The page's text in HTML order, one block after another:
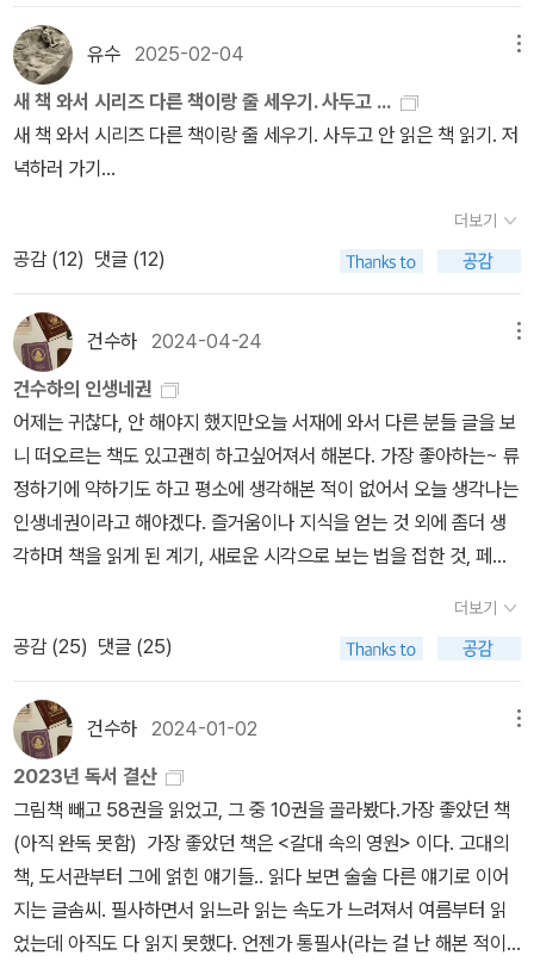
적 반응임을 강조한다. 불행을 극복해야 할 느낌 이상의 것으로 생각
하고, 행복 역시 인생의 목표라기보다는 다른 모든 가능성들과 나란
히 존재하는 하나의 가능성으로 바라볼 수 있게 되어야 한다는 것이
는 “행복으로의 전회” 상황에 대해 설명하며 이런 논의들이 입각하고
있는 논리와 전제들을 따져 본다. 1장 행복의 대상 행복이 지배의 기
들을 획득하기만 하면, 혹은 거기 근접하기만 하면 행복할 수 있다고
약속하는 방식으로 우리를 끌어당긴다. 행복에 닿을 수 있게 해준다
고 간주되는 대상들은 사회적 재화로서 긍정적 가치를 축적해 순환하
며 행복 대상이 되는데, 예를 들면, “행복한 가정주부” “행복한 흑인
노예” 이성애적 “행복한 가정” 같은 것들이 그렇다. 아메드는 동일한
대상에 대해 동일한 감정을 공유하는 ‘정서 공동체’(가정이나 국가)에
서 사회적으로 좋다고 여겨지는 대상들에게 ‘적합한’ 행복을 느끼지
못하는 이들을 ‘정서 이방인’으로 개념화해 행복 대본으로부터 벗어
주할 수 없는 주부, 이성애적 가족의 식탁에 자리할 수 없는 퀴어, 자
신의 문화를 포기하지 않는 한 불행한 주체가 되어 버리는 이주자, 현
실에서 이질감을 느끼는 혁명가)의 기반이 되는 분석틀을 제시한다.
2장 분위기 깨는 페미니스트 행복의 역사를 분위기 깨는 페미니스트
의 관점에서 살펴본다. 루소의 󰡔에밀󰡕이나 엘리엇의 󰡔플로스강의 물
방앗간󰡕, 버지니아 울프의 󰡔댈러웨이 부인󰡕 같은 초기 페미니즘의
비평 대상들을 새롭게 읽으며 페미니즘 내에서 ‘트러블 메이커’의 계
보의 중요성을 강조한다. 또 식탁의 평화를 깨며 가족 내에서 늘 착한
딸일 수만은 없었던 자신의 경험담과 동료 페미니스트들의 기억을 결
합하며 킬조이 페미니스트와 트러블 메이커 사이의 연결을 분명히 한
다. 아메드는 ‘트러블’을 일으키는 페미니즘의 역사가 여전히 페미니
이 단순히 반작용적인 것이 아니라는 걸 살펴보는 것이었다. 나쁜 느
낌들은 끝나지 않은 역사들에 대한 창조적 반응들이다(Ahmed 200
4:200~202도 참조). 우리에게 불행할 의무가 있다고 말하려는 게
아니다 - 견딜 수 없는 것으로 경험될 수 있는 느낌에서 로맨스나 의
무를 만들어 내지 않도록 하는 게 중요하다. 나는 단지 불행을 극복해
야 할 느낌 이상의 것으로 생각해 보자는 것이다.⌋ (390) ⌈가능성을
받아들이려면 과거로의 회귀, 즉 우리가 상실한 것뿐만 아니라 현재
이 필요하다. 가능성에 대해 배우는 것은 계보학을 하는 것, 현재의 도
착에 대해 질문함으로써 현재를 궁금해 하는 것이다. 그래서 가능성
에 대해 배우는 것에는 현재로부터의 일정한 소외가 수반된다. 익숙
한 것이 물러나면 다른 일들이 발생할 수 있다. 바로 이런 이유로 정서
이방인들은 창조적일 수 있다. 우리는 그릇된 것들을 바랄 뿐만 아니
라, 포기하라고들 하는 가능성을 받아들이고, 이런 바람들을 중심으
로 생활 세계를 창조한다. 우리가 행복에서 멀어져야 일이 벌어진다.
우연 발생이 생겨나는 것이다. ⌋ (392)⌈불행할 자유는 부적절한 방식
이다. 불행할 자유는 그러므로 행복을 제쳐 두지 않을 것이다. 우리의
목적은 우연발생을 행복 안으로 되돌려 놓는 것이다.⌋ (400)
이어지고 있으니까. 돌아보니 2025년은 딱히 좋았던 해 같지는 않
다. 커다란 상실이 있었던 해. 2025년 시작할 때만 하더라도 내가 둘
째 고양이를 잃으리라고는 생각지도 못했지... 그런데 녀석은 어느 날
갑자기 떠나버렸고, 녀석의 빈자리를 채우려고 두 녀석이나 새로 데
리고 왔고....(쿨럭) 그렇게 인생은 흐른다. 2025년에는 191권을 읽
었다. 11월에 가장 많이 읽었는데, 북적북적앱 11월에는 캐릭터가 삼
겹살이 되기도 하고(우아! 놀라워라), 와인병이 되기도 하더라. 매달
늘 식빵이 정도에서 멈췄는데 삼겹살/와인병 되니까 신기해서 캡쳐도
25년에 출간된 책에서 골라보려고 애썼다) 상반기 리스트를 보고 싶
은 분은 클릭.문학2024년에 이어 여전히 소설을 많이 읽지 못했다.
읽어도 크게 감흥이 남은 작품이 많지 않았는데 그래도 그중에서 골
라보자면. 김안나, <어느 아이 이야기>별 기대 없이 읽다가 막판에
는 으아!...했다. 초반에 좀 지루한 느낌이 없잖아 있는데(건조한 보고
서 형식이 이어지는 부분은 더욱) 어느 순간부터 이야기에 빨려 들어
가더니, 도대체 왜? 하는 생각과 함께 ‘대니’의 생부는 과연 누구인가
추리소설을 읽는 느낌까지 든다. 같은 소재를 다뤄도 다른 방식&관점
이지 고개를 끄덕끄덕하게 되는 작품이었다. 글자 수 제한 때문에 10
0자평은 줄여서 올렸는데 원래 끼적인 감상은 이렇다. ‘이 세상에 흩
어져 있는 뿌리 없이 중생’ 영원한 이방인들의 고통과 상처로 얼룩진
삶. 다른 인종의 피가 흐르는 아이를 낳은 젊은 두 여성(‘캐럴’과 ‘H
a’)의 삶이 교차하며 그려진다. 인종과 국가, 국가 간의 경계 이런 것
들은 개인에게 어떤 지문을 남기는 것일까. 그토록 건조하고 경멸에
찬 느낌마저 주던 보고서가 막판에 달라지는 것을 보면 뭉클하면서도
참.... 인간은 측정이 가능한 존재인가? 인간의 거죽은 인간의 영혼과
연결돼 있는가? 묵직한 질문이 남는다. 그러니까 인종차별/우생학...
더불어 나치의 만행 같은 것들까지도 담긴 수작이다. 이런 소재 뻔할
것 같다고 생각하는 분들은 한번 읽어보시라. 아닐걸? ‘밀리의 서
유수 2025-02-04
새 책 와서 시리즈 다른 책이랑 줄 세우기. 사두고 ...
새 책 와서 시리즈 다른 책이랑 줄 세우기. 사두고 안 읽은 책 읽기. 저
녁하러 가기…
더보기
공감 (12) 댓글 (12)
건수하 2024-04-24
건수하의 인생네권
어제는 귀찮다, 안 해야지 했지만오늘 서재에 와서 다른 분들 글을 보
니 떠오르는 책도 있고괜히 하고싶어져서 해본다. 가장 좋아하는~ 류
정하기에 약하기도 하고 평소에 생각해본 적이 없어서 오늘 생각나는
인생네권이라고 해야겠다. 즐거움이나 지식을 얻는 것 외에 좀더 생
각하며 책을 읽게 된 계기, 새로운 시각으로 보는 법을 접한 것, 페미
더보기
공감 (25) 댓글 (25)
건수하 2024-01-02
2023년 독서 결산
그림책 빼고 58권을 읽었고, 그 중 10권을 골라봤다.가장 좋았던 책
(아직 완독 못함) 가장 좋았던 책은 <갈대 속의 영원> 이다. 고대의
책, 도서관부터 그에 얽힌 얘기들.. 읽다 보면 술술 다른 얘기로 이어
지는 글솜씨. 필사하면서 읽느라 읽는 속도가 느려져서 여름부터 읽
었는데 아직도 다 읽지 못했다. 언젠가 통필사(라는 걸 난 해본 적이